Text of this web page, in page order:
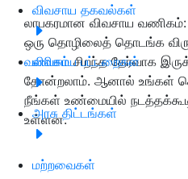
விவசாய தகவல்கள்
விவசாய பட்டறைகள்
அரசு திட்டங்கள்
மற்றவைகள்
லாபகரமான விவசாய வணிகம்:
ஒரு தொழிலைத் தொடங்க
வணிகம்சிறந்த தேர்வாக
தோன்றலாம். ஆனால் உங்கள்
நீங்கள் உண்மையில்
உள்ளன.